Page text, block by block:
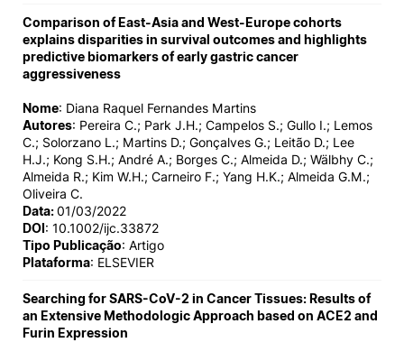
Comparison of East-Asia and West-Europe cohorts
explains disparities in survival outcomes and highlights
predictive biomarkers of early gastric cancer
aggressiveness
Nome: Diana Raquel Fernandes Martins
Autores: Pereira C.; Park J.H.; Campelos S.; Gullo I.; Lemos
C.; Solorzano L.; Martins D.; Gonçalves G.; Leitão D.; Lee
H.J.; Kong S.H.; André A.; Borges C.; Almeida D.; Wälbhy C.;
Almeida R.; Kim W.H.; Carneiro F.; Yang H.K.; Almeida G.M.;
Oliveira C.
Data:01/03/2022
DOI: 10.1002/ijc.33872
Tipo Publicação: Artigo
Plataforma: ELSEVIER
Searching for SARS-CoV-2 in Cancer Tissues: Results of
an Extensive Methodologic Approach based on ACE2 and
Furin Expression